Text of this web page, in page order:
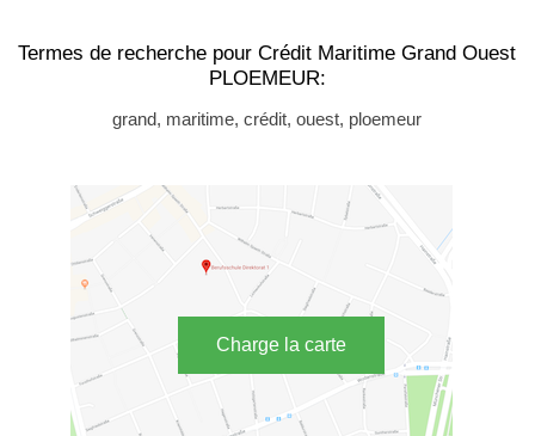
Termes de recherche pour Crédit Maritime Grand Ouest
PLOEMEUR:
grand, maritime, crédit, ouest, ploemeur
Charge la carte